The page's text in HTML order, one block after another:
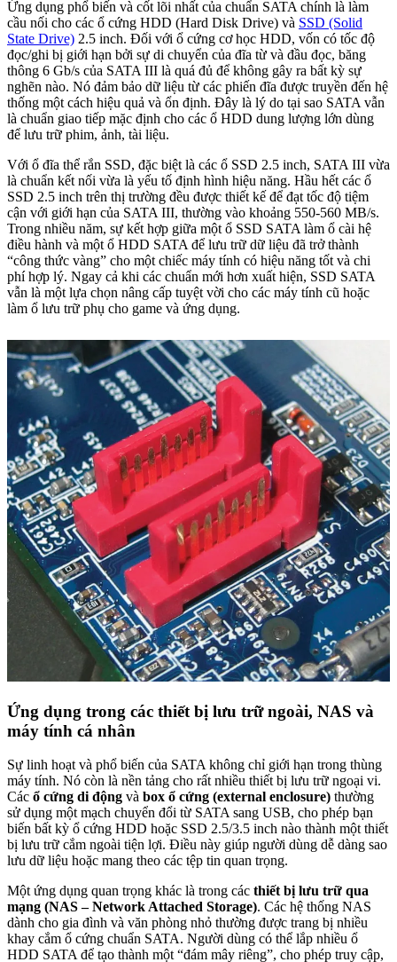
Ứng dụng phổ biến và cốt lõi nhất của chuẩn SATA chính là làm
cầu nối cho các ổ cứng HDD (Hard Disk Drive) và SSD (Solid
State Drive) 2.5 inch. Đối với ổ cứng cơ học HDD, vốn có tốc độ
đọc/ghi bị giới hạn bởi sự di chuyển của đĩa từ và đầu đọc, băng
thông 6 Gb/s của SATA III là quá đủ để không gây ra bất kỳ sự
nghẽn nào. Nó đảm bảo dữ liệu từ các phiến đĩa được truyền đến hệ
thống một cách hiệu quả và ổn định. Đây là lý do tại sao SATA vẫn
là chuẩn giao tiếp mặc định cho các ổ HDD dung lượng lớn dùng
để lưu trữ phim, ảnh, tài liệu.
Với ổ đĩa thể rắn SSD, đặc biệt là các ổ SSD 2.5 inch, SATA III vừa
là chuẩn kết nối vừa là yếu tố định hình hiệu năng. Hầu hết các ổ
SSD 2.5 inch trên thị trường đều được thiết kế để đạt tốc độ tiệm
cận với giới hạn của SATA III, thường vào khoảng 550-560 MB/s.
Trong nhiều năm, sự kết hợp giữa một ổ SSD SATA làm ổ cài hệ
điều hành và một ổ HDD SATA để lưu trữ dữ liệu đã trở thành
“công thức vàng” cho một chiếc máy tính có hiệu năng tốt và chi
phí hợp lý. Ngay cả khi các chuẩn mới hơn xuất hiện, SSD SATA
vẫn là một lựa chọn nâng cấp tuyệt vời cho các máy tính cũ hoặc
làm ổ lưu trữ phụ cho game và ứng dụng.
Ứng dụng trong các thiết bị lưu trữ ngoài, NAS và
máy tính cá nhân
Sự linh hoạt và phổ biến của SATA không chỉ giới hạn trong thùng
máy tính. Nó còn là nền tảng cho rất nhiều thiết bị lưu trữ ngoại vi.
Các ổ cứng di động và box ổ cứng (external enclosure) thường
sử dụng một mạch chuyển đổi từ SATA sang USB, cho phép bạn
biến bất kỳ ổ cứng HDD hoặc SSD 2.5/3.5 inch nào thành một thiết
bị lưu trữ cắm ngoài tiện lợi. Điều này giúp người dùng dễ dàng sao
lưu dữ liệu hoặc mang theo các tệp tin quan trọng.
Một ứng dụng quan trọng khác là trong các thiết bị lưu trữ qua
mạng (NAS – Network Attached Storage). Các hệ thống NAS
dành cho gia đình và văn phòng nhỏ thường được trang bị nhiều
khay cắm ổ cứng chuẩn SATA. Người dùng có thể lắp nhiều ổ
HDD SATA để tạo thành một “đám mây riêng”, cho phép truy cập,